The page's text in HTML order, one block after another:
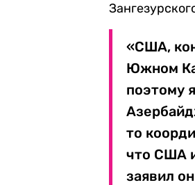
«США,
Южном
поэтому
то
что США
заявил